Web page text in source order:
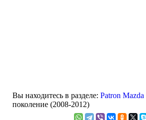
Вы находитесь в разделе: Patron Mazda
поколение (2008-2012)